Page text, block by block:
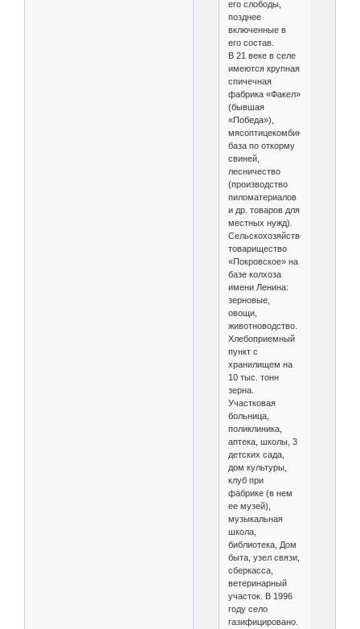
его слободы,
позднее
включенные в
его состав.
В 21 веке в селе
имеются крупная
спичечная
фабрика «Факел»
(бывшая
«Победа»),
мясоптицекомбинат,
база по откорму
свиней,
лесничество
(производство
пиломатериалов
и др. товаров для
местных нужд).
Сельскохозяйственное
товарищество
«Покровское» на
базе колхоза
имени Ленина:
зерновые,
овощи,
животноводство.
Хлебоприемный
пункт с
хранилищем на
10 тыс. тонн
зерна.
Участковая
больница,
поликлиника,
аптека, школы, 3
детских сада,
дом культуры,
клуб при
фабрике (в нем
ее музей),
музыкальная
школа,
библиотека, Дом
быта, узел связи,
сберкасса,
ветеринарный
участок. В 1996
году село
газифицировано.